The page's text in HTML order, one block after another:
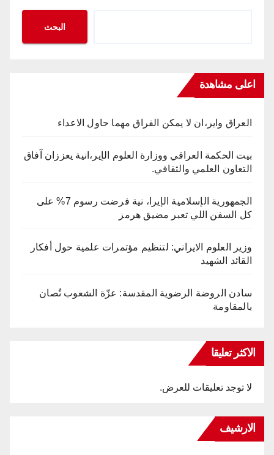
البحث
اعلى مشاهدة
العراق واير،ان لا يمكن الفراق مهما حاول الاعداء
بيت الحكمة العراقي ووزارة العلوم الإير،انية يعززان آفاق
التعاون العلمي والثقافي.
الجمهورية الإسلامية الإيرا، نية فرضت رسوم 7% على
كل السفن اللي تعبر مضيق هرمز
وزير العلوم الايراني: لتنظيم مؤتمرات علمية حول أفكار
القائد الشهيد
سادن الروضة الرضوية المقدسة: عزّة الشعوب تُصان
بالمقاومة
الاكثر تعليقا
لا توجد تعليقات للعرض.
الارشيف